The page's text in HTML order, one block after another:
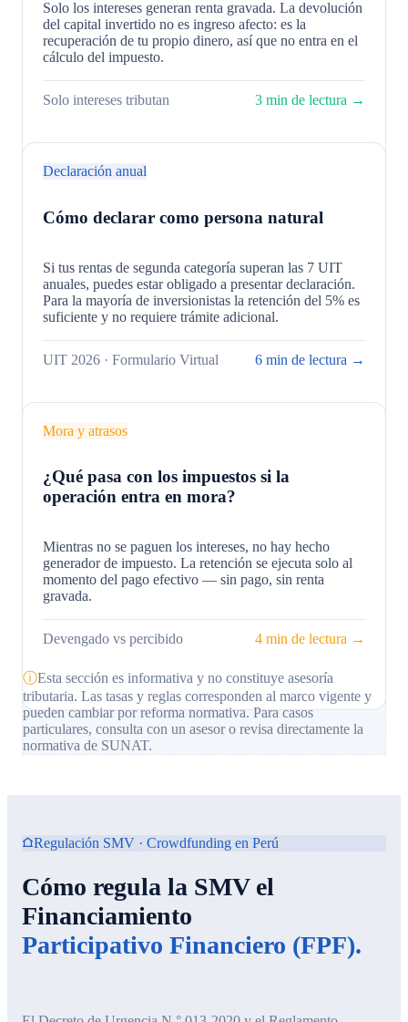
Solo los intereses generan renta gravada. La devolución
del capital invertido no es ingreso afecto: es la
recuperación de tu propio dinero, así que no entra en el
cálculo del impuesto.
Solo intereses tributan 3 min de lectura →
Declaración anual
Cómo declarar como persona natural
Si tus rentas de segunda categoría superan las 7 UIT
anuales, puedes estar obligado a presentar declaración.
Para la mayoría de inversionistas la retención del 5% es
suficiente y no requiere trámite adicional.
UIT 2026 · Formulario Virtual 6 min de lectura →
Mora y atrasos
¿Qué pasa con los impuestos si la
operación entra en mora?
Mientras no se paguen los intereses, no hay hecho
generador de impuesto. La retención se ejecuta solo al
momento del pago efectivo — sin pago, sin renta
gravada.
Devengado vs percibido 4 min de lectura →
ⓘEsta sección es informativa y no constituye asesoría
tributaria. Las tasas y reglas corresponden al marco vigente y
pueden cambiar por reforma normativa. Para casos
particulares, consulta con un asesor o revisa directamente la
normativa de SUNAT.
Regulación SMV · Crowdfunding en Perú
Cómo regula la SMV el
Financiamiento
Participativo Financiero (FPF).